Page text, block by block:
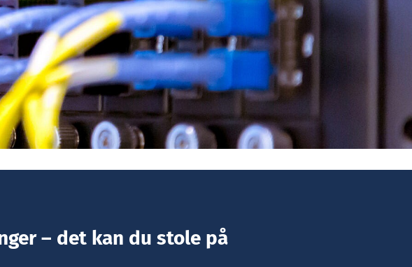
PANASONIC LUFT LUFT VARMEPUMPER
– det kan du stole på